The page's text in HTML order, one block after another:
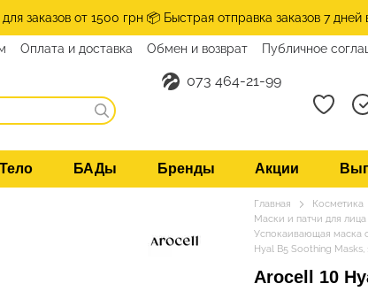
заказов от 1500 грн 📦 Быстрая отправка заказов 7
Оплата и доставка Обмен и возврат Публичное
073 464-21-99
Тело БАДы Бренды Акции
Главная Косметика
Маски и патчи для
Успокаивающая маска
Hyal B5 Soothing
Arocell 10